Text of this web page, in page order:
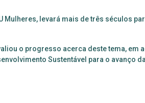
Mulheres, levará mais de três séculos
o progresso acerca deste tema, em
Sustentável para o avanço